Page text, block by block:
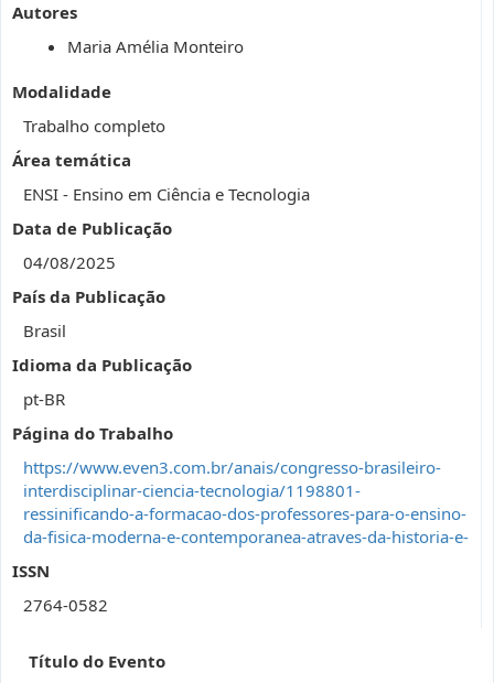
Autores
Maria Amélia Monteiro
Modalidade
Trabalho completo
Área temática
ENSI - Ensino em Ciência e Tecnologia
Data de Publicação
04/08/2025
País da Publicação
Brasil
Idioma da Publicação
pt-BR
Página do Trabalho
https://www.even3.com.br/anais/congresso-brasileiro-
interdisciplinar-ciencia-tecnologia/1198801-
ressinificando-a-formacao-dos-professores-para-o-ensino-
da-fisica-moderna-e-contemporanea-atraves-da-historia-e-
ISSN
2764-0582
Título do Evento